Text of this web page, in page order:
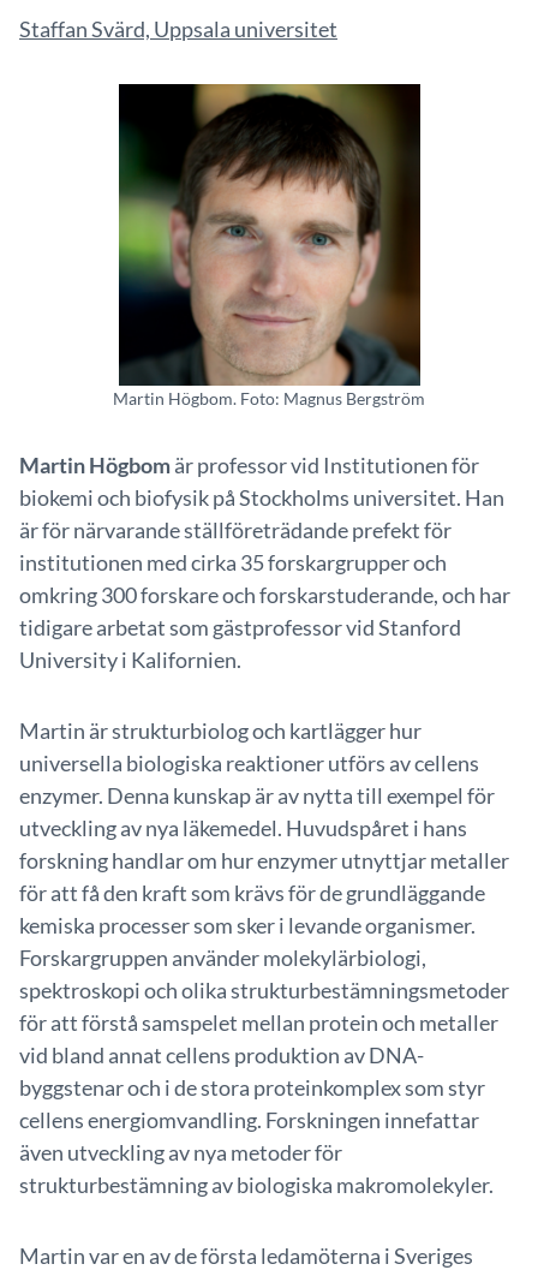
Staffan Svärd, Uppsala universitet
Martin Högbom. Foto: Magnus Bergström
Martin Högbomär professor vid Institutionen för
biokemi och biofysik på Stockholms universitet. Han
är för närvarande ställföreträdande prefekt för
institutionen med cirka 35 forskargrupper och
omkring 300 forskare och forskarstuderande, och har
tidigare arbetat som gästprofessor vid Stanford
University i Kalifornien.
Martin är strukturbiolog och kartlägger hur
universella biologiska reaktioner utförs av cellens
enzymer. Denna kunskap är av nytta till exempel för
utveckling av nya läkemedel. Huvudspåret i hans
forskning handlar om hur enzymer utnyttjar metaller
för att få den kraft som krävs för de grundläggande
kemiska processer som sker i levande organismer.
Forskargruppen använder molekylärbiologi,
spektroskopi och olika strukturbestämningsmetoder
för att förstå samspelet mellan protein och metaller
vid bland annat cellens produktion av DNA-
byggstenar och i de stora proteinkomplex som styr
cellens energiomvandling. Forskningen innefattar
även utveckling av nya metoder för
strukturbestämning av biologiska makromolekyler.
Martin var en av de första ledamöterna i Sveriges